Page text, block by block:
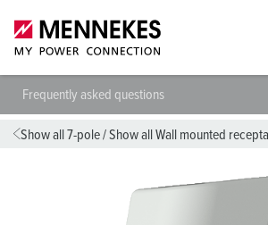
Frequently asked questions
Show all 7-pole/Show all Wall mounted